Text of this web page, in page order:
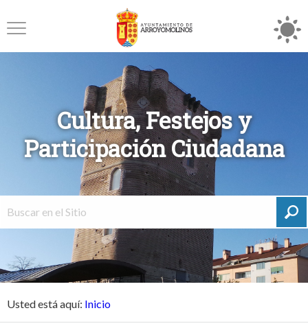
Cultura, Festejos y
Participación Ciudadana
Usted está aquí: Inicio